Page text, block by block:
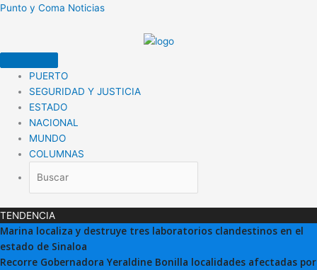
Ir
Punto y Coma Noticias
PUERTO
SEGURIDAD Y JUSTICIA
ESTADO
NACIONAL
MUNDO
COLUMNAS
TENDENCIA
Marina localiza y destruye tres laboratorios clandestinos en el
estado de Sinaloa
Recorre Gobernadora Yeraldine Bonilla localidades afectadas por